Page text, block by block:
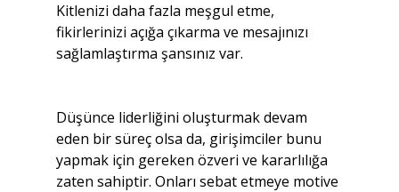
Kitlenizi daha fazla meşgul etme,
fikirlerinizi açığa çıkarma ve mesajınızı
sağlamlaştırma şansınız var.
Düşünce liderliğini oluşturmak devam
eden bir süreç olsa da, girişimciler bunu
yapmak için gereken özveri ve kararlılığa
zaten sahiptir. Onları sebat etmeye motive